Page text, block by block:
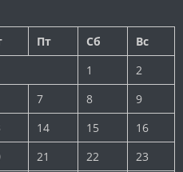
Пт Сб
Вс
1
2
7 8
9
14 15
16
21 22 23